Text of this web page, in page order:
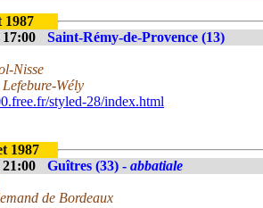
1987
17:00
Saint-Rémy-de-Provence (13)
Nisse
Wély
styled-28/index.html
1987
21:00
Guîtres (33) - abbatiale
de Bordeaux